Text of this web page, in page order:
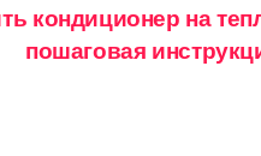
кондиционер на
пошаговая